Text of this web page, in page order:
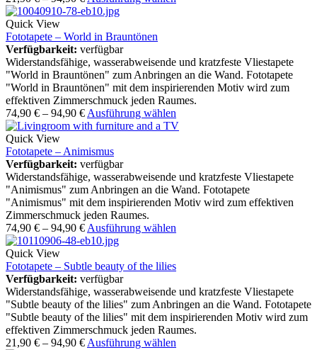
Quick View
Fototapete – World in Brauntönen
Verfügbarkeit: verfügbar
Widerstandsfähige, wasserabweisende und kratzfeste Vliestapete
"World in Brauntönen" zum Anbringen an die Wand. Fototapete
"World in Brauntönen" mit dem inspirierenden Motiv wird zum
effektiven Zimmerschmuck jeden Raumes.
74,90 € – 94,90 € Ausführung wählen
Quick View
Fototapete – Animismus
Verfügbarkeit: verfügbar
Widerstandsfähige, wasserabweisende und kratzfeste Vliestapete
"Animismus" zum Anbringen an die Wand. Fototapete
"Animismus" mit dem inspirierenden Motiv wird zum effektiven
Zimmerschmuck jeden Raumes.
74,90 € – 94,90 € Ausführung wählen
Quick View
Fototapete – Subtle beauty of the lilies
Verfügbarkeit: verfügbar
Widerstandsfähige, wasserabweisende und kratzfeste Vliestapete
"Subtle beauty of the lilies" zum Anbringen an die Wand. Fototapete
"Subtle beauty of the lilies" mit dem inspirierenden Motiv wird zum
effektiven Zimmerschmuck jeden Raumes.
21,90 € – 94,90 € Ausführung wählen